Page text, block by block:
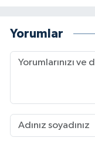
Yorumlar